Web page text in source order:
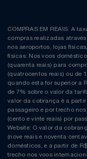
COMPRAS EM REAIS: A
compras realizadas
nos aeroportos, lojas
físicas: Nos voos
(quarenta reais) para
(quatrocentos reais) ou de
quando esta for superior a
de 7% sobre o valor da
valor da cobrança é a
passageiro e por trecho
(cento e vinte reais) por
Website: O valor da
(nove reais e noventa
domésticos, e a partir de
trecho nos voos